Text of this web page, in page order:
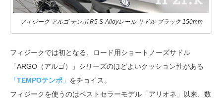
フィジーク アルゴ テンポ R5 S-Alloyレール サドル ブラック 150mm
フィジークでは初となる、ロード用ショートノーズサドル
「ARGO（アルゴ）」シリーズのほどよいクッション性がある
「TEMPOテンポ」 をチョイス。
フィジークを使うのはベストセラーモデル「アリオネ」以来、数